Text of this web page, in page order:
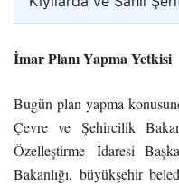
İmar Planı Yapma Yetkisi
Bugün plan yapma
Çevre ve Şehircilik
Özelleştirme İdaresi
Bakanlığı, büyükşehir